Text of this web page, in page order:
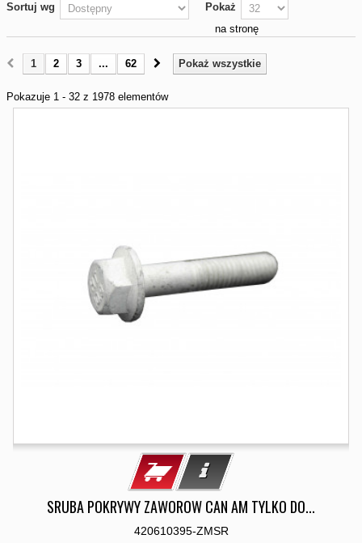
Sortuj wg
Pokaż
na stronę
Pokaż wszystkie
1 2 3 ... 62
Pokazuje 1 - 32 z 1978 elementów
SRUBA POKRYWY ZAWOROW CAN AM TYLKO DO...
420610395-ZMSR